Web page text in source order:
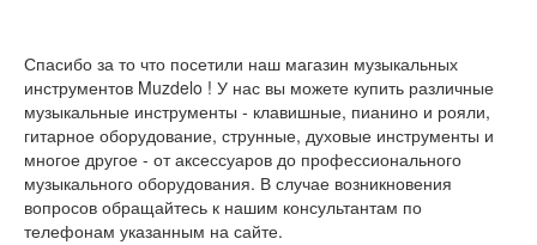
Спасибо за то что посетили наш магазин музыкальных
инструментов Muzdelo ! У нас вы можете купить различные
музыкальные инструменты - клавишные, пианино и рояли,
гитарное оборудование, струнные, духовые инструменты и
многое другое - от аксессуаров до профессионального
музыкального оборудования. В случае возникновения
вопросов обращайтесь к нашим консультантам по
телефонам указанным на сайте.